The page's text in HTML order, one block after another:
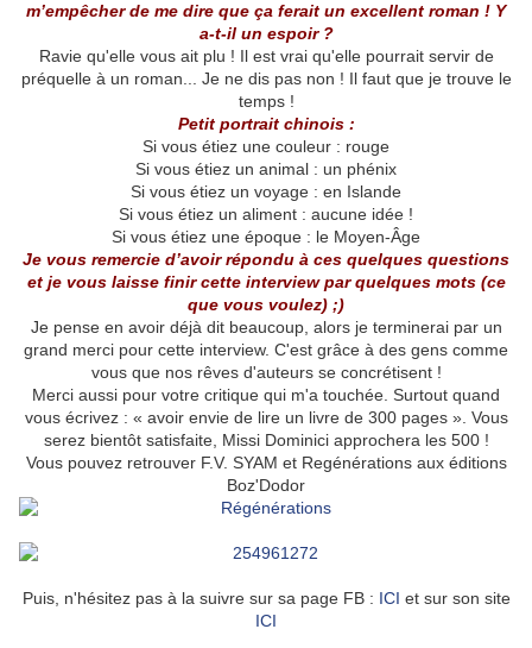
m’empêcher de me dire que ça ferait un excellent roman ! Y
a-t-il un espoir ?
Ravie qu'elle vous ait plu ! Il est vrai qu'elle pourrait servir de
préquelle à un roman... Je ne dis pas non ! Il faut que je trouve le
temps !
Petit portrait chinois :
Si vous étiez une couleur : rouge
Si vous étiez un animal : un phénix
Si vous étiez un voyage : en Islande
Si vous étiez un aliment : aucune idée !
Si vous étiez une époque : le Moyen-Âge
Je vous remercie d’avoir répondu à ces quelques questions
et je vous laisse finir cette interview par quelques mots (ce
que vous voulez) ;)
Je pense en avoir déjà dit beaucoup, alors je terminerai par un
grand merci pour cette interview. C'est grâce à des gens comme
vous que nos rêves d'auteurs se concrétisent !
Merci aussi pour votre critique qui m'a touchée. Surtout quand
vous écrivez : « avoir envie de lire un livre de 300 pages ». Vous
serez bientôt satisfaite, Missi Dominici approchera les 500 !
Vous pouvez retrouver F.V. SYAM et Regénérations aux éditions
Boz'Dodor
Puis, n'hésitez pas à la suivre sur sa page FB : ICI et sur son site
ICI